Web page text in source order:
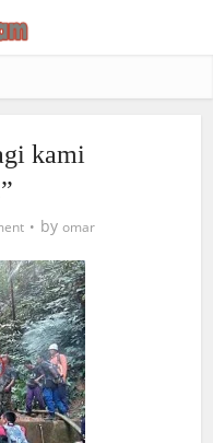
kami
by omar